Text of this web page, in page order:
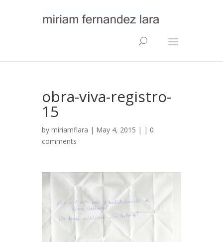
obra-viva-registro-
15
by miriamflara | May 4, 2015 | | 0
comments